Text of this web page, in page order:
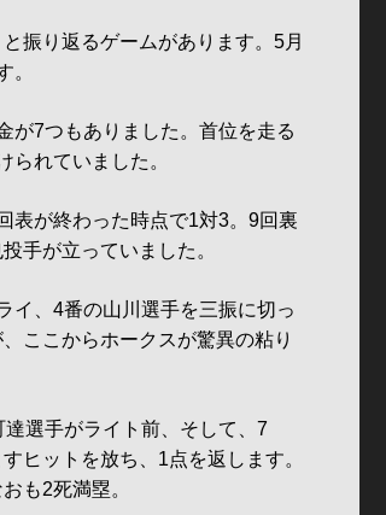
振り返るゲームがあります。5月
。
7つもありました。首位を走る
られていました。
表が終わった時点で1対3。9回裏
手が立っていました。
、4番の山川選手を三振に切っ
ここからホークスが驚異の粘り
選手がライト前、そして、7
ヒットを放ち、1点を返します。
も2死満塁。